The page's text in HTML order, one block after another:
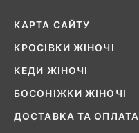
КАРТА САЙТУ
КРОСІВКИ ЖІНОЧІ
КЕДИ ЖІНОЧІ
БОСОНІЖКИ ЖІНОЧІ
ДОСТАВКА ТА ОПЛАТА